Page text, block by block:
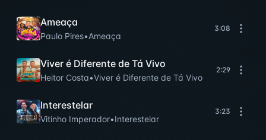
Ameaça
Paulo Pires•Ameaça
3:08
Viver é Diferente de Tá Vivo
Heitor Costa•Viver é Diferente de Tá Vivo
2:29
Interestelar
Vitinho Imperador•Interestelar
3:23